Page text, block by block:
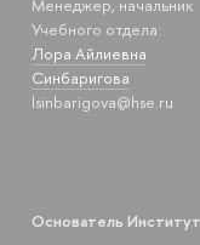
Учебного отдела:
Лора Айлиевна
Синбаригова
lsinbarigova@hse.ru
Основатель